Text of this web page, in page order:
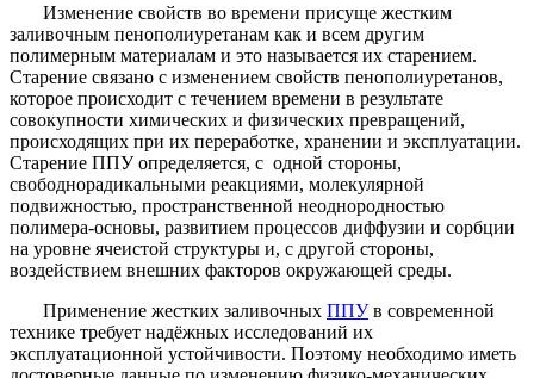
Изменение свойств во времени присуще жестким
заливочным пенополиуретанам как и всем другим
полимерным материалам и это называется их старением.
Старение связано с изменением свойств пенополиуретанов,
которое происходит с течением времени в результате
совокупности химических и физических превращений,
происходящих при их переработке, хранении и эксплуатации.
Старение ППУ определяется, с одной стороны,
свободнорадикальными реакциями, молекулярной
подвижностью, пространственной неоднородностью
полимера-основы, развитием процессов диффузии и сорбции
на уровне ячеистой структуры и, с другой стороны,
воздействием внешних факторов окружающей среды.
Применение жестких заливочных ППУв современной
технике требует надёжных исследований их
эксплуатационной устойчивости. Поэтому необходимо иметь